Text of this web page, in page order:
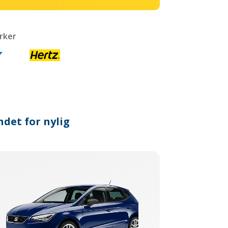
for nylig